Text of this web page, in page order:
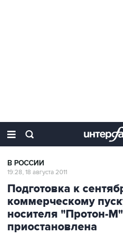
В РОССИИ
19:28, 18 августа 2011
Подготовка к
коммерческому
носителя "Протон-М"
приостановлена